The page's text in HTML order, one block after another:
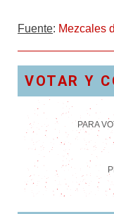
Fuente: Mezcales
VOTAR Y
PARA